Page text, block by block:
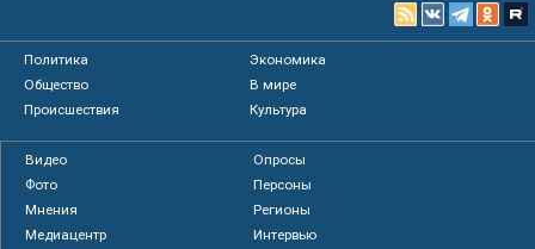
Политика
Экономика
Общество
В мире
Происшествия
Культура
Видео
Опросы
Фото
Персоны
Мнения
Регионы
Медиацентр
Интервью